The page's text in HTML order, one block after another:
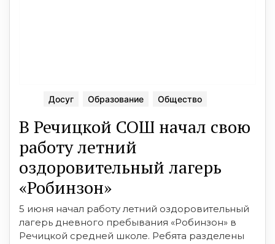
Досуг Образование Общество
В Речицкой СОШ начал свою
работу летний
оздоровительный лагерь
«Робинзон»
5 июня начал работу летний оздоровительный
лагерь дневного пребывания «Робинзон» в
Речицкой средней школе. Ребята разделены